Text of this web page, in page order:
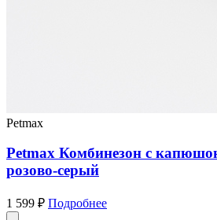
Petmax
Petmax Комбинезон с
розово-серый
1 599 ₽ Подробнее